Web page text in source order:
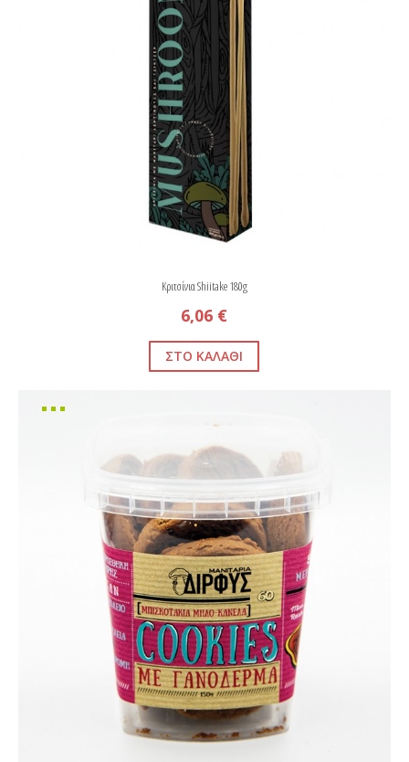
Κριτσίνια Shiitake 180g
6,06 €